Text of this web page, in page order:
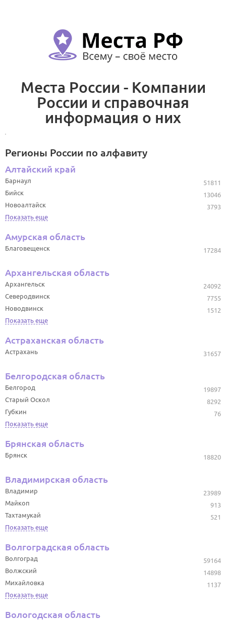
Места России - Компании
России и справочная
информация о них
Регионы России по алфавиту
Алтайский край
51811
Барнаул
13046
Бийск
3793
Новоалтайск
Показать еще
Амурская область
17284
Благовещенск
Архангельская область
24092
Архангельск
7755
Северодвинск
1512
Новодвинск
Показать еще
Астраханская область
31657
Астрахань
Белгородская область
19897
Белгород
8292
Старый Оскол
76
Губкин
Показать еще
Брянская область
18820
Брянск
Владимирская область
23989
Владимир
913
Майкоп
521
Тахтамукай
Показать еще
Волгоградская область
59164
Волгоград
14898
Волжский
1137
Михайловка
Показать еще
Вологодская область